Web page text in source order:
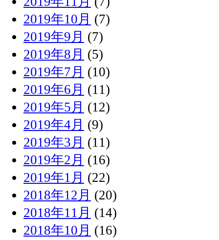
2019年10月 (7)
2019年9月 (7)
2019年8月 (5)
2019年7月 (10)
2019年6月 (11)
2019年5月 (12)
2019年4月 (9)
2019年3月 (11)
2019年2月 (16)
2019年1月 (22)
2018年12月 (20)
2018年11月 (14)
2018年10月 (16)